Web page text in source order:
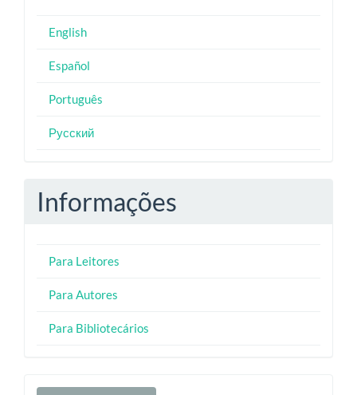
English
Español
Português
Русский
Informações
Para Leitores
Para Autores
Para Bibliotecários
Enviar